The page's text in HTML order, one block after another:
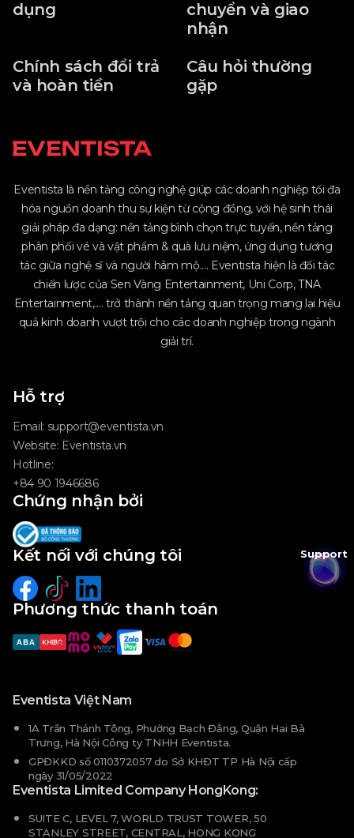
dụng
chuyển và giao
nhận
Chính sách đổi trả
và hoàn tiền
Câu hỏi thường
gặp
Eventista là nền tảng công nghệ giúp các doanh nghiệp tối đa
hóa nguồn doanh thu sự kiện từ cộng đồng, với hệ sinh thái
giải pháp đa dạng: nền tảng bình chọn trực tuyến, nền tảng
phân phối vé và vật phẩm & quà lưu niệm, ứng dụng tương
tác giữa nghệ sĩ và người hâm mộ.... Eventista hiện là đối tác
chiến lược của Sen Vàng Entertainment, Uni Corp, TNA
Entertainment,.... trở thành nền tảng quan trọng mang lại hiệu
quả kinh doanh vượt trội cho các doanh nghiệp trong ngành
giải trí.
Hỗ trợ
Email: support@eventista.vn
Website: Eventista.vn
Hotline:
+84 90 1946686
Chứng nhận bởi
Kết nối với chúng tôi
Phương thức thanh toán
Eventista Việt Nam
1A Trần Thánh Tông, Phường Bạch Đằng, Quận Hai Bà
Trưng, Hà Nội Công ty TNHH Eventista.
GPĐKKD số 0110372057 do Sở KHĐT TP Hà Nội cấp
ngày 31/05/2022
Eventista Limited Company HongKong:
SUITE C, LEVEL 7, WORLD TRUST TOWER, 50
STANLEY STREET, CENTRAL, HONG KONG
Support